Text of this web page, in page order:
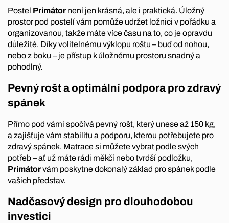
Postel Primátor není jen krásná, ale i praktická. Úložný
prostor pod postelí vám pomůže udržet ložnici v pořádku a
organizovanou, takže máte více času na to, co je opravdu
důležité. Díky volitelnému výklopu roštu – buď od nohou,
nebo z boku – je přístup k úložnému prostoru snadný a
pohodlný.
Pevný rošt a optimální podpora pro zdravý
spánek
Přímo pod vámi spočívá pevný rošt, který unese až 150 kg,
a zajišťuje vám stabilitu a podporu, kterou potřebujete pro
zdravý spánek. Matrace si můžete vybrat podle svých
potřeb – ať už máte rádi měkčí nebo tvrdší podložku,
Primátorvám poskytne dokonalý základ pro spánek podle
vašich představ.
Nadčasový design pro dlouhodobou
investici